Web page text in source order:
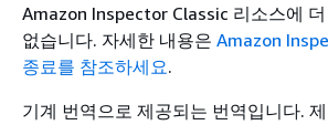
Amazon Inspector Classic 리소스에
없습니다. 자세한 내용은 Amazon
종료를 참조하세요.
기계 번역으로 제공되는 번역입니다.